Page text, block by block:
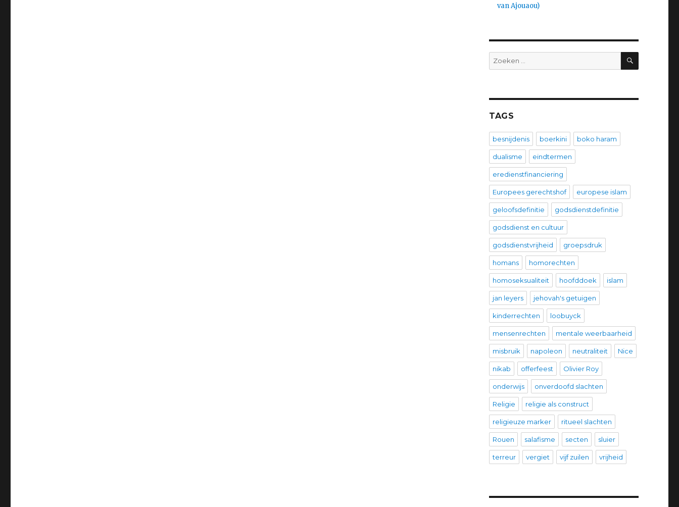
van Ajouaou)
Zoeken
naar:
ZOEKEN
TAGS
besnijdenis boerkini boko haram
dualisme eindtermen
eredienstfinanciering
Europees gerechtshof europese islam
geloofsdefinitie godsdienstdefinitie
godsdienst en cultuur
godsdienstvrijheid groepsdruk
homans homorechten
homoseksualiteit hoofddoek islam
jan leyers jehovah's getuigen
kinderrechten loobuyck
mensenrechten mentale weerbaarheid
misbruik napoleon neutraliteit Nice
nikab offerfeest Olivier Roy
onderwijs onverdoofd slachten
Religie religie als construct
religieuze marker ritueel slachten
Rouen salafisme secten sluier
terreur vergiet vijf zuilen vrijheid